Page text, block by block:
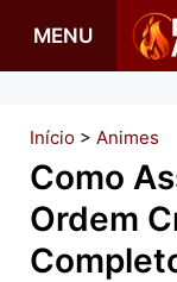
para
conteúdo
MENU
Início > Animes
Como
Ordem